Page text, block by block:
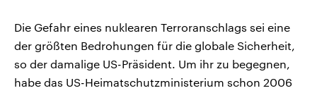
Die Gefahr eines nuklearen Terroranschlags sei eine
der größten Bedrohungen für die globale Sicherheit,
so der damalige US-Präsident. Um ihr zu begegnen,
habe das US-Heimatschutzministerium schon 2006